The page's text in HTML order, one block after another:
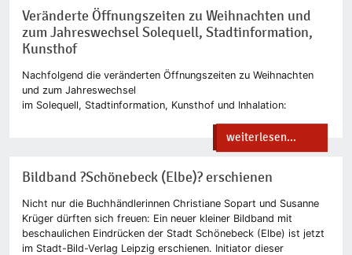
Veränderte Öffnungszeiten zu Weihnachten und
zum Jahreswechsel Solequell, Stadtinformation,
Kunsthof
Nachfolgend die veränderten Öffnungszeiten zu Weihnachten
und zum Jahreswechsel
im Solequell, Stadtinformation, Kunsthof und Inhalation:
weiterlesen...
Bildband ?Schönebeck (Elbe)? erschienen
Nicht nur die Buchhändlerinnen Christiane Sopart und Susanne
Krüger dürften sich freuen: Ein neuer kleiner Bildband mit
beschaulichen Eindrücken der Stadt Schönebeck (Elbe) ist jetzt
im Stadt-Bild-Verlag Leipzig erschienen. Initiator dieser